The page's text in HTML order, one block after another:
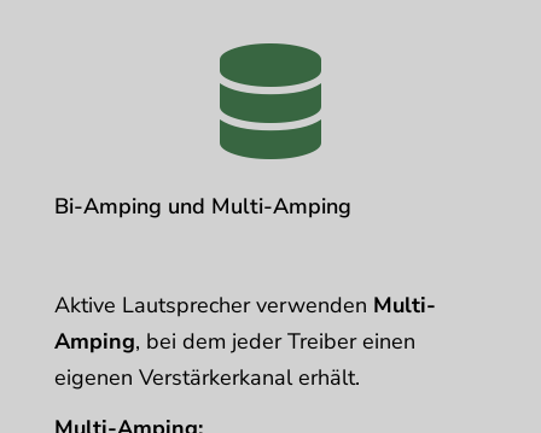

Bi-Amping und Multi-Amping
Aktive Lautsprecher verwenden Multi-
Amping, bei dem jeder Treiber einen
eigenen Verstärkerkanal erhält.